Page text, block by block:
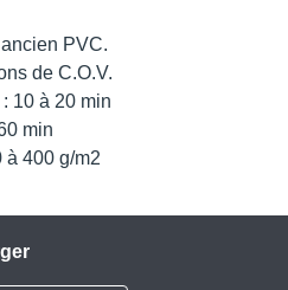
PVC.
de C.O.V.
10 à 20 min
min
à 400 g/m2